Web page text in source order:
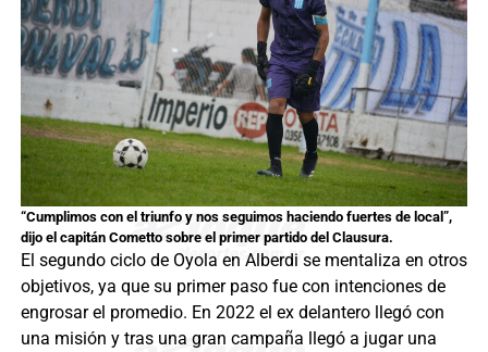
“Cumplimos con el triunfo y nos seguimos haciendo fuertes de local”,
dijo el capitán Cometto sobre el primer partido del Clausura.
El segundo ciclo de Oyola en Alberdi se mentaliza en otros
objetivos, ya que su primer paso fue con intenciones de
engrosar el promedio. En 2022 el ex delantero llegó con
una misión y tras una gran campaña llegó a jugar una